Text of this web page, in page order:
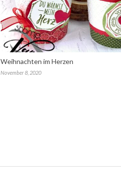
Weihnachten im Herzen
November 8, 2020